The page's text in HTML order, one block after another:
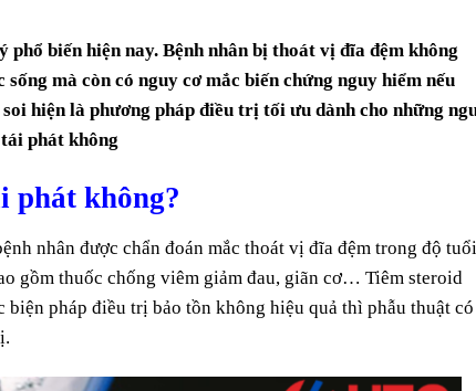
biến hiện nay. Bệnh nhân bị thoát vị đĩa đệm không
mà còn có nguy cơ mắc biến chứng nguy hiểm nếu
hiện là phương pháp điều trị tối ưu dành cho những
phát không
phát không?
nhân được chẩn đoán mắc thoát vị đĩa đệm trong độ
gồm thuốc chống viêm giảm đau, giãn cơ… Tiêm steroid
pháp điều trị bảo tồn không hiệu quả thì phẫu thuật có